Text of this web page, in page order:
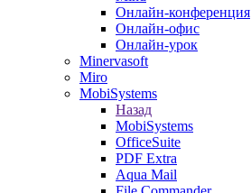
Онлайн-конференция
Онлайн-офис
Онлайн-урок
Minervasoft
Miro
MobiSystems
Назад
MobiSystems
OfficeSuite
PDF Extra
Aqua Mail